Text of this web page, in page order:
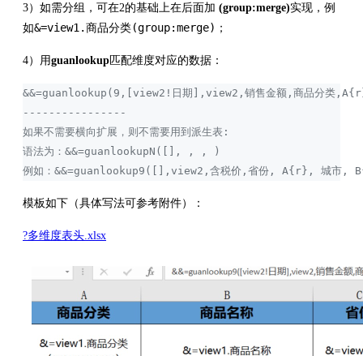
3）如需分组，可在2的基础上在后面加 (group:merge)实现，例
如&=view1.商品分类(group:merge) ；
4）用guanlookup匹配维度对应的数据：
&&=guanlookup(9,[view2!日期],view2,销售金额,商品分
----------------
如果不需要横向扩展，则不需要用到派生表:
语法为：&&=guanlookupN([], , , )
例如：&&=guanlookup9([],view2,含税价,省份, A{r}, 城市,
模板如下（具体写法可参考附件）：
?多维度表头.xlsx